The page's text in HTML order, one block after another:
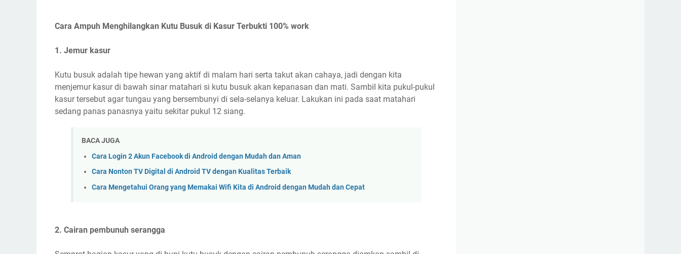
Cara Ampuh Menghilangkan Kutu Busuk di Kasur Terbukti 100% work
1. Jemur kasur
Kutu busuk adalah tipe hewan yang aktif di malam hari serta takut akan cahaya, jadi dengan kita
menjemur kasur di bawah sinar matahari si kutu busuk akan kepanasan dan mati. Sambil kita pukul-pukul
kasur tersebut agar tungau yang bersembunyi di sela-selanya keluar. Lakukan ini pada saat matahari
sedang panas panasnya yaitu sekitar pukul 12 siang.
BACA JUGA
Cara Login 2 Akun Facebook di Android dengan Mudah dan Aman
Cara Nonton TV Digital di Android TV dengan Kualitas Terbaik
Cara Mengetahui Orang yang Memakai Wifi Kita di Android dengan Mudah dan Cepat
2. Cairan pembunuh serangga